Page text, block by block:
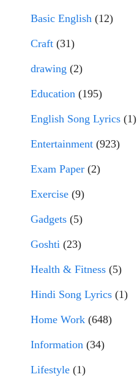
Basic English (12)
Craft (31)
drawing (2)
Education (195)
English Song Lyrics (1)
Entertainment (923)
Exam Paper (2)
Exercise (9)
Gadgets (5)
Goshti (23)
Health & Fitness (5)
Hindi Song Lyrics (1)
Home Work (648)
Information (34)
Lifestyle (1)